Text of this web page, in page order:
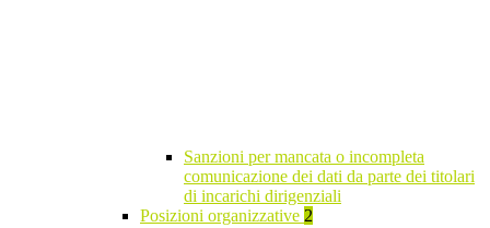
Sanzioni per mancata o incompleta
comunicazione dei dati da parte dei titolari
di incarichi dirigenziali
Posizioni organizzative 2